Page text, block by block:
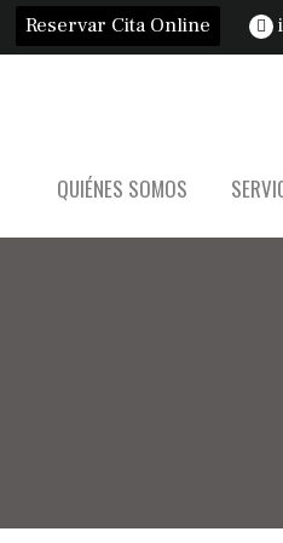
Reservar Cita Online
QUIÉNES SOMOS